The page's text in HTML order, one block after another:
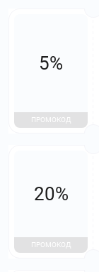
5%
ПРОМОКОД
20%
ПРОМОКОД